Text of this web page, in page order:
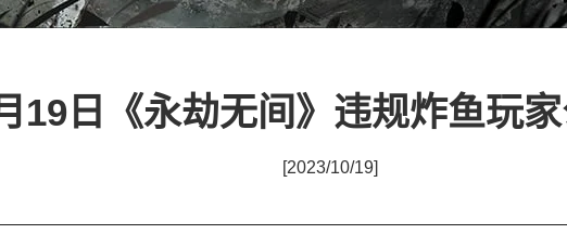
19日《永劫无间》违规炸鱼玩
[2023/10/19]